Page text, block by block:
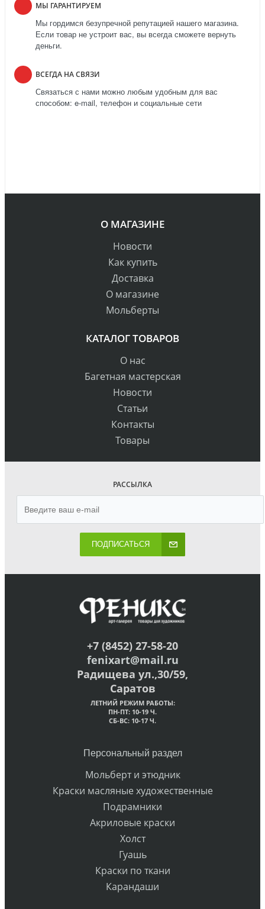
МЫ ГАРАНТИРУЕМ
Мы гордимся безупречной репутацией нашего магазина.
Если товар не устроит вас, вы всегда сможете вернуть
деньги.
ВСЕГДА НА СВЯЗИ
Связаться с нами можно любым удобным для вас
способом: e-mail, телефон и социальные сети
О МАГАЗИНЕ
Новости
Как купить
Доставка
О магазине
Мольберты
КАТАЛОГ ТОВАРОВ
О нас
Багетная мастерская
Новости
Статьи
Контакты
Товары
РАССЫЛКА
ПОДПИСАТЬСЯ
+7 (8452) 27-58-20
fenixart@mail.ru
Радищева ул.,30/59,
Саратов
ЛЕТНИЙ РЕЖИМ РАБОТЫ:
ПН-ПТ: 10-19 Ч.
СБ-ВС: 10-17 Ч.
Персональный раздел
Мольберт и этюдник
Краски масляные художественные
Подрамники
Акриловые краски
Холст
Гуашь
Краски по ткани
Карандаши